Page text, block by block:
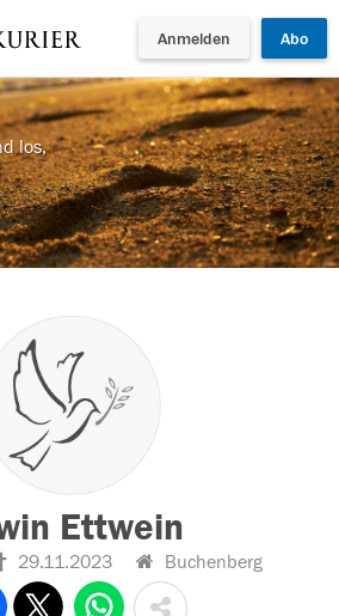
Anmelden Abo
los,
Ettwein
29.11.2023 Buchenberg